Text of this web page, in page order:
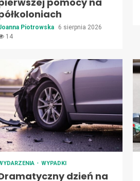
Piotrowska
6 sierpnia 2026
14
WYPADKI
dzień na